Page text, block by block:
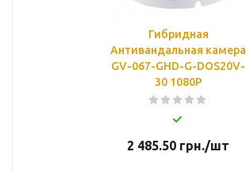
Гибридная
Антивандальная камера
GV-067-GHD-G-DOS20V-
30 1080P
2 485.50 грн./шт